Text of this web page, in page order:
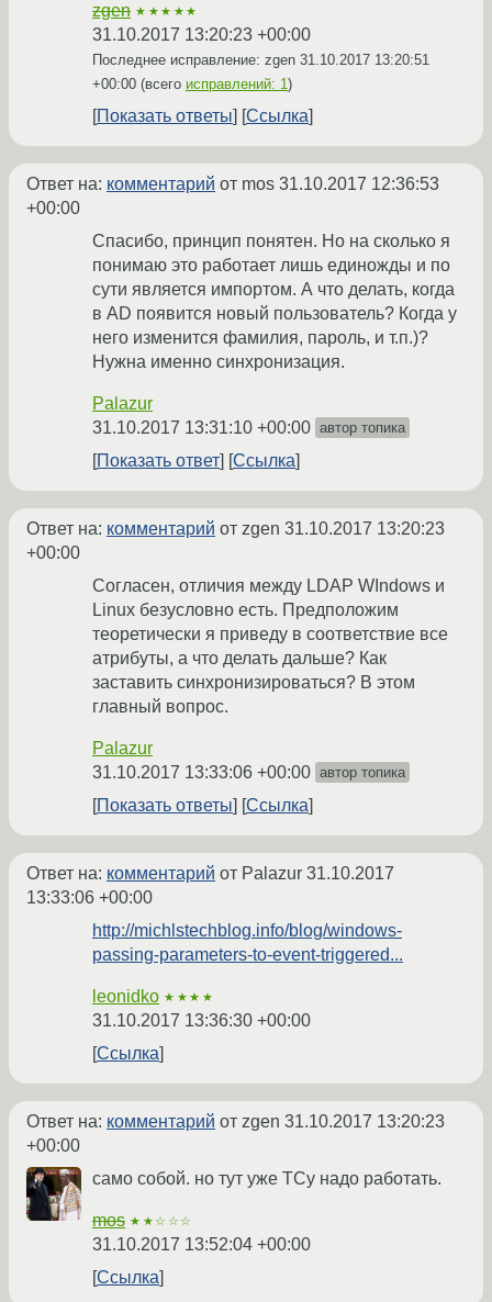
zgen ★★★★★
31.10.2017 13:20:23 +00:00
Последнее исправление: zgen 31.10.2017 13:20:51
+00:00 (всего исправлений: 1)
Показать ответы Ссылка
Ответ на: комментарий от mos 31.10.2017 12:36:53
+00:00
Спасибо, принцип понятен. Но на сколько я
понимаю это работает лишь единожды и по
сути является импортом. А что делать, когда
в AD появится новый пользователь? Когда у
него изменится фамилия, пароль, и т.п.)?
Нужна именно синхронизация.
Palazur
31.10.2017 13:31:10 +00:00 автор топика
Показать ответ Ссылка
Ответ на: комментарий от zgen 31.10.2017 13:20:23
+00:00
Согласен, отличия между LDAP WIndows и
Linux безусловно есть. Предположим
теоретически я приведу в соответствие все
атрибуты, а что делать дальше? Как
заставить синхронизироваться? В этом
главный вопрос.
Palazur
31.10.2017 13:33:06 +00:00 автор топика
Показать ответы Ссылка
Ответ на: комментарий от Palazur 31.10.2017
13:33:06 +00:00
http://michlstechblog.info/blog/windows-
passing-parameters-to-event-triggered...
leonidko ★★★★
31.10.2017 13:36:30 +00:00
Ссылка
Ответ на: комментарий от zgen 31.10.2017 13:20:23
+00:00
само собой. но тут уже ТСу надо работать.
mos ★★☆☆☆
31.10.2017 13:52:04 +00:00
Ссылка